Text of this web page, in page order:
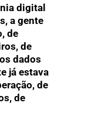
digital
a gente
de
de
dados
já estava
de
de